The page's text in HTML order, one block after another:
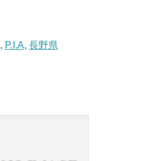
, P.I.A, 長野県